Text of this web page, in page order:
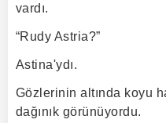
vardı.
“Rudy Astria?”
Astina'ydı.
Gözlerinin altında koyu
dağınık görünüyordu.